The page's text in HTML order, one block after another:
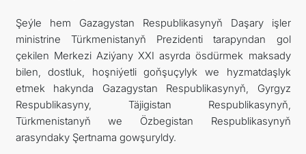
Şeýle hem Gazagystan Respublikasynyň Daşary işler
ministrine Türkmenistanyň Prezidenti tarapyndan gol
çekilen Merkezi Aziýany XXI asyrda ösdürmek maksady
bilen, dostluk, hoşniýetli goňşuçylyk we hyzmatdaşlyk
etmek hakynda Gazagystan Respublikasynyň, Gyrgyz
Respublikasyny, Täjigistan Respublikasynyň,
Türkmenistanyň we Özbegistan Respublikasynyň
arasyndaky Şertnama gowşuryldy.